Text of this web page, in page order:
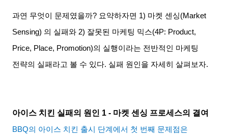
과연 무엇이 문제였을까? 요약하자면 1) 마켓 센싱(Market
Sensing) 의 실패와 2) 잘못된 마케팅 믹스(4P: Product,
Price, Place, Promotion)의 실행이라는 전반적인 마케팅
전략의 실패라고 볼 수 있다. 실패 원인을 자세히 살펴보자.
아이스 치킨 실패의 원인 1 - 마켓 센싱 프로세스의 결여
BBQ의 아이스 치킨 출시 단계에서 첫 번째 문제점은